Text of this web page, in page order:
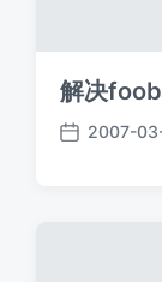
解决
发
2007-